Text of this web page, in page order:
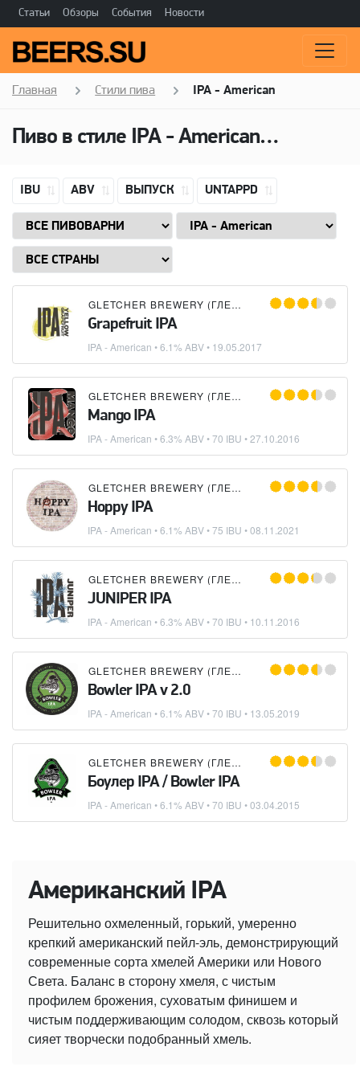
Статьи Обзоры События Новости
Главная Стили пива IPA - American
Пиво в стиле IPA - American
IBU ABV ВЫПУСК UNTAPPD
GLETCHER BREWERY (ГЛЕТЧЕР)
Grapefruit IPA
IPA - American • 6.1% ABV • 19.05.2017
GLETCHER BREWERY (ГЛЕТЧЕР)
Mango IPA
IPA - American • 6.3% ABV • 70 IBU •27.10.2016
GLETCHER BREWERY (ГЛЕТЧЕР)
Hoppy IPA
IPA - American • 6.1% ABV • 75 IBU •08.11.2021
GLETCHER BREWERY (ГЛЕТЧЕР)
JUNIPER IPA
IPA - American • 6.3% ABV • 70 IBU • 10.11.2016
GLETCHER BREWERY (ГЛЕТЧЕР)
Bowler IPA v 2.0
IPA - American • 6.1% ABV • 70 IBU • 13.05.2019
GLETCHER BREWERY (ГЛЕТЧЕР)
Боулер IPA / Bowler IPA
IPA - American • 6.1% ABV • 70 IBU •03.04.2015
Американский IPA
Решительно охмеленный, горький, умеренно
крепкий американский пейл-эль, демонстрирующий
современные сорта хмелей Америки или Нового
Света. Баланс в сторону хмеля, с чистым
профилем брожения, суховатым финишем и
чистым поддерживающим солодом, сквозь который
сияет творчески подобранный хмель.